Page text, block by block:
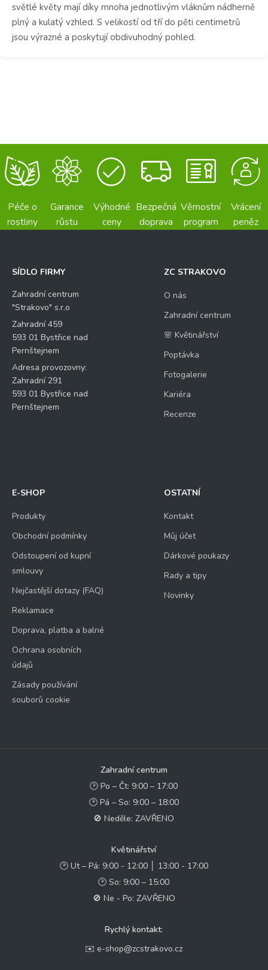
světlé květy mají díky mnoha jednotlivým vláknům nádherně
plný a kulatý vzhled. S velikostí od tří do pěti centimetrů
jsou výrazné a poskytují obdivuhodný pohled.
Péče o
rostliny
Garance
růstu
Výhodné
ceny
Bezpečná
doprava
Věrnostní
program
Vrácení
peněz
SÍDLO FIRMY
Zahradní centrum
"Strakovo" s.r.o
Zahradní 459
593 01 Bystřice nad
Pernštejnem
Adresa provozovny:
Zahradní 291
593 01 Bystřice nad
Pernštejnem
ZC STRAKOVO
O nás
Zahradní centrum
🌸 Květinářství
Poptávka
Fotogalerie
Kariéra
Recenze
E-SHOP
Produkty
Obchodní podmínky
Odstoupení od kupní
smlouvy
Nejčastější dotazy (FAQ)
Reklamace
Doprava, platba a balné
Ochrana osobních
údajů
Zásady používání
souborů cookie
OSTATNÍ
Kontakt
Můj účet
Dárkové poukazy
Rady a tipy
Novinky
Zahradní centrum
🕑 Po – Čt: 9:00 – 17:00
🕑 Pá – So: 9:00 – 18:00
🚫 Neděle: ZAVŘENO
Květinářství
🕑 Ut – Pá: 9:00 - 12:00 │ 13:00 - 17:00
🕑 So: 9:00 – 15:00
🚫 Ne - Po: ZAVŘENO
Rychlý kontakt:
✉️ e-shop@zcstrakovo.cz